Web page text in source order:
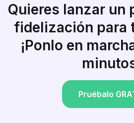
Quieres lanzar un
fidelización para
¡Ponlo en
Pruébalo